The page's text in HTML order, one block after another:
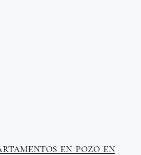
en pozo en